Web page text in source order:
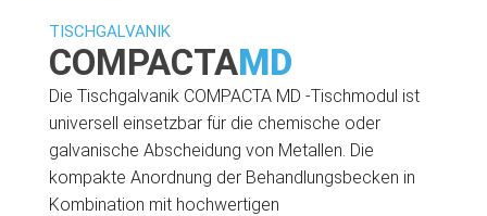
TISCHGALVANIK
COMPACTAMD
Die Tischgalvanik COMPACTA MD -Tischmodul ist
universell einsetzbar für die chemische oder
galvanische Abscheidung von Metallen. Die
kompakte Anordnung der Behandlungsbecken in
Kombination mit hochwertigen